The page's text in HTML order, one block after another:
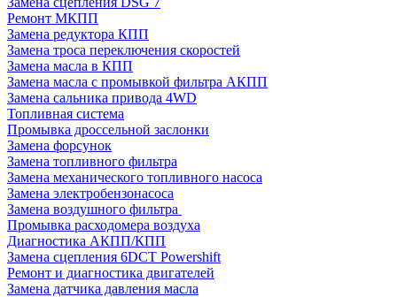
Ремонт МКПП
Замена редуктора КПП
Замена троса переключения скоростей
Замена масла в КПП
Замена масла с промывкой фильтра АКПП
Замена сальника привода 4WD
Топливная система
Промывка дроссельной заслонки
Замена форсунок
Замена топливного фильтра
Замена механического топливного насоса
Замена электробензонасоса
Замена воздушного фильтра
Промывка расходомера воздуха
Диагностика АКПП/КПП
Замена сцепления 6DCT Powershift
Ремонт и диагностика двигателей
Замена датчика давления масла